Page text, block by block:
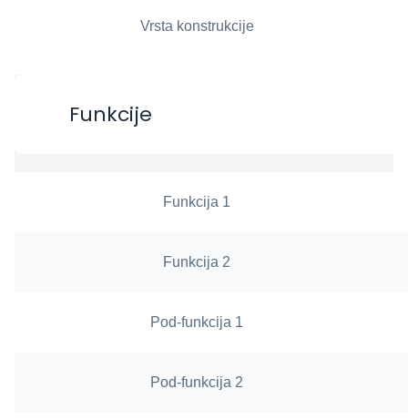
Vrsta konstrukcije
Funkcije
Funkcija 1
Funkcija 2
Pod-funkcija 1
Pod-funkcija 2